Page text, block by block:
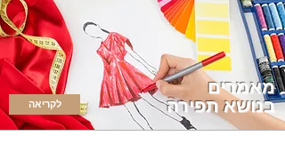
לקריאה
מאמרים
בנושא תפירה